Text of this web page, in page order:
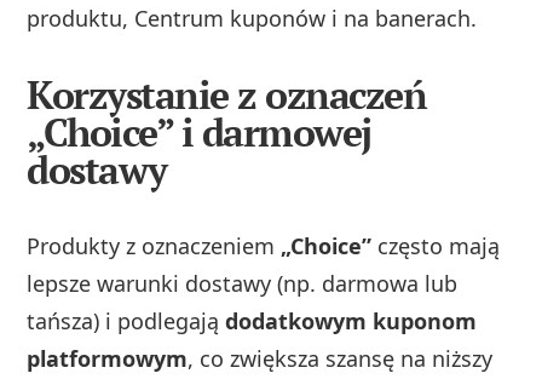
produktu, Centrum kuponów i na banerach.
Korzystanie z oznaczeń
„Choice” i darmowej
dostawy
Produkty z oznaczeniem „Choice” często mają
lepsze warunki dostawy (np. darmowa lub
tańsza) i podlegajądodatkowym kuponom
platformowym, co zwiększa szansę na niższy